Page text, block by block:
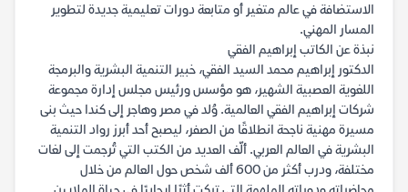
الاستضافة في عالم متغير أو متابعة دورات تعليمية جديدة لتطوير
المسار المهني.
نبذة عن الكاتب إبراهيم الفقي
الدكتور إبراهيم محمد السيد الفقي، خبير التنمية البشرية والبرمجة
اللغوية العصبية الشهير، هو مؤسس ورئيس مجلس إدارة مجموعة
شركات إبراهيم الفقي العالمية. وُلد في مصر وهاجر إلى كندا حيث بنى
مسيرة مهنية ناجحة انطلاقًا من الصفر، ليصبح أحد أبرز رواد التنمية
البشرية في العالم العربي. ألّف العديد من الكتب التي تُرجمت إلى لغات
مختلفة، ودرب أكثر من 600 ألف شخص حول العالم من خلال